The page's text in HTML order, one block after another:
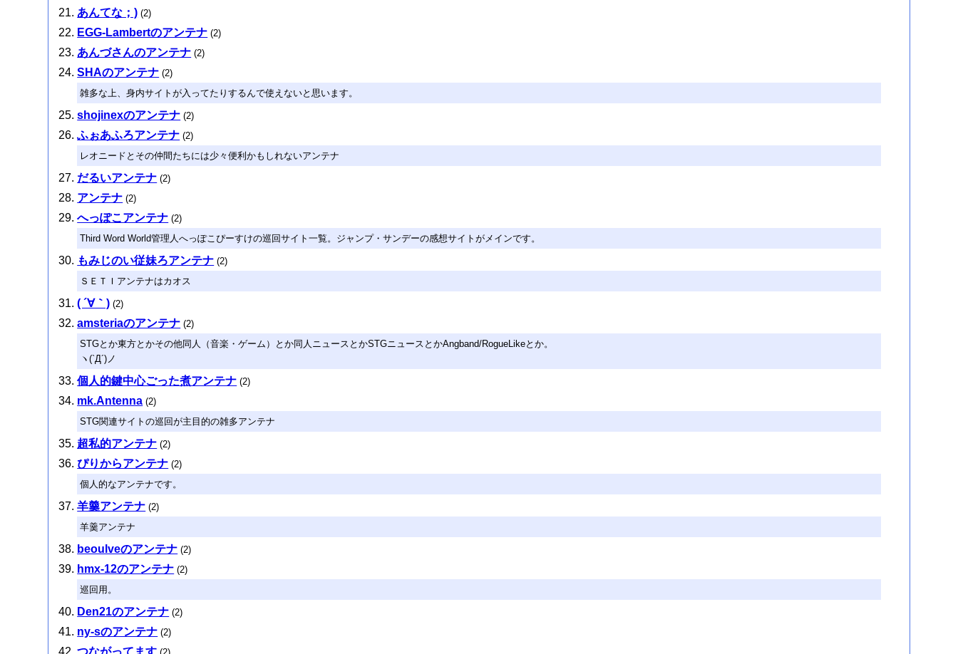
あんてな；) (2)
EGG-Lambertのアンテナ (2)
あんづさんのアンテナ (2)
SHAのアンテナ (2)
雑多な上、身内サイトが入ってたりするんで使えないと思います。
shojinexのアンテナ (2)
ふぉあふろアンテナ (2)
レオニードとその仲間たちには少々便利かもしれないアンテナ
だるいアンテナ (2)
アンテナ (2)
へっぽこアンテナ (2)
Third Word World管理人へっぽこぴーすけの巡回サイト一覧。ジャンプ・サンデーの感想サイトがメインです。
もみじのい従妹ろアンテナ (2)
ＳＥＴＩアンテナはカオス
( ´∀｀) (2)
amsteriaのアンテナ (2)
STGとか東方とかその他同人（音楽・ゲーム）とか同人ニュースとかSTGニュースとかAngband/RogueLikeとか。
ヽ(`Д´)ノ
個人的鍵中心ごった煮アンテナ (2)
mk.Antenna (2)
STG関連サイトの巡回が主目的の雑多アンテナ
超私的アンテナ (2)
ぴりからアンテナ (2)
個人的なアンテナです。
羊羹アンテナ (2)
羊羹アンテナ
beoulveのアンテナ (2)
hmx-12のアンテナ (2)
巡回用。
Den21のアンテナ (2)
ny-sのアンテナ (2)
つながってます